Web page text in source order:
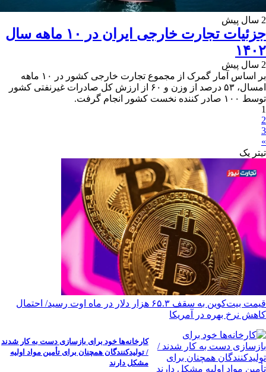
2 سال پیش
جزئیات تجارت خارجی ایران در ۱۰ ماهه سال
۱۴۰۲
2 سال پیش
بر اساس آمار گمرک از مجموع تجارت خارجی کشور در ۱۰ ماهه
امسال، ۵۳ درصد از وزن و ۶۰ از ارزش کل صادرات غیرنفتی کشور
توسط ۱۰۰ صادر کننده نخست کشور انجام گرفت.
1
2
3
»
تیترِ یک
قیمت بیت‌کوین به سقف ۶۵.۳ هزار دلار در ماه اوت رسید/ احتمال
کاهش نرخ بهره در آمریکا
کارخانه‌ها خود برای بازسازی دست به کار شدند
/ تولیدکنندگان همچنان برای تأمین مواد اولیه
مشکل دارند